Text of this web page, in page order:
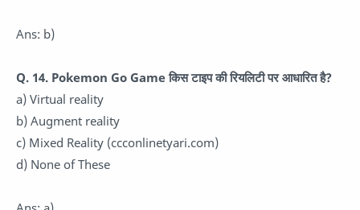
Ans: b)
Q. 14. Pokemon Go Game किस टाइप की रियलिटी पर आधारित है?
a) Virtual reality
b) Augment reality
c) Mixed Reality (ccconlinetyari.com)
d) None of These